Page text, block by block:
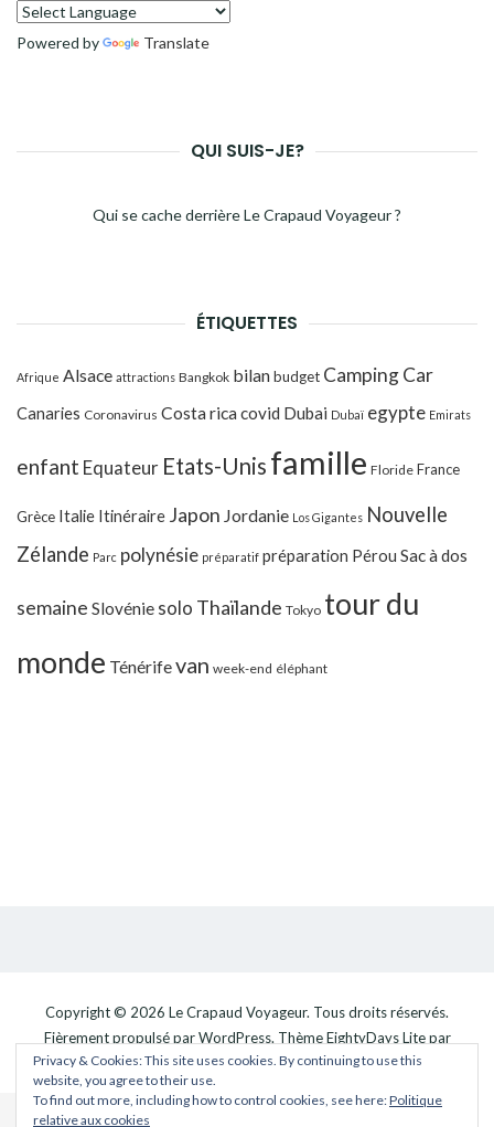
Powered by Translate
QUI SUIS-JE?
Qui se cache derrière Le Crapaud Voyageur ?
ÉTIQUETTES
Afrique Alsace attractions Bangkok bilanbudget Camping Car
Canaries Coronavirus Costa ricacovid Dubai Dubaï egypte Emirats
enfant Equateur Etats-Unis famille Floride France
Grèce Italie Itinéraire Japon Jordanie Los Gigantes Nouvelle
Zélande Parc polynésie préparatif préparation Pérou Sac à dos
semaine Slovénie solo Thaïlande Tokyo tour du
monde Ténérifevan week-end éléphant
Copyright © 2026 Le Crapaud Voyageur. Tous droits réservés.
Fièrement propulsé parWordPress. ThèmeEightyDays Litepar
GretaThemes.
Privacy & Cookies: This site uses cookies. By continuing to use this
website, you agree to their use.
To find out more, including how to control cookies, see here:Politique
relative aux cookies